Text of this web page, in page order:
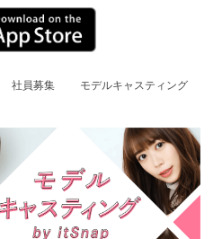
社員募集 モデルキャスティング